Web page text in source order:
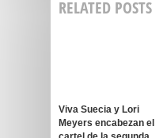
RELATED POSTS
Viva Suecia y Lori
Meyers encabezan el